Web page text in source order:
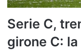
Serie C,
girone C: